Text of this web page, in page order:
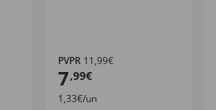
PVPR11,99€
7,99€
1,33€/un